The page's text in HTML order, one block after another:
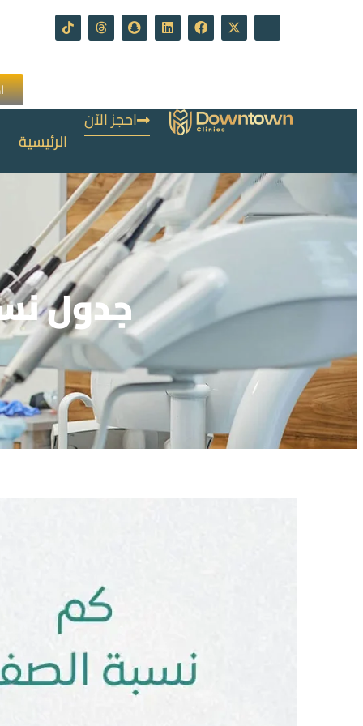
احجز الآن
الرئيسية
جدول